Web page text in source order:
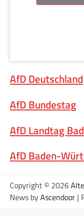
AfD Deutschland
AfD Bundestag
AfD Landtag
AfD Baden-
Copyright © 2026
News byAscendoor |